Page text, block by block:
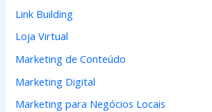
Link Building
Loja Virtual
Marketing de Conteúdo
Marketing Digital
Marketing para Negócios Locais